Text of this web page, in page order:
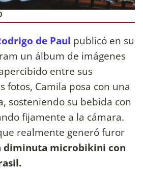
de Paul publicó en su
un álbum de imágenes
entre sus
fotos, Camila posa con una
sosteniendo su bebida con
fijamente a la cámara.
realmente generó furor
diminuta microbikini con